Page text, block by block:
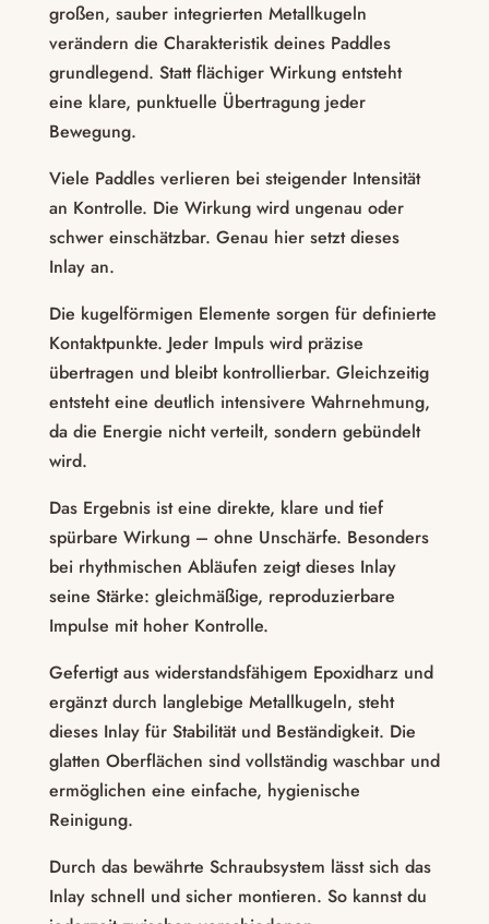
großen, sauber integrierten Metallkugeln
verändern die Charakteristik deines Paddles
grundlegend. Statt flächiger Wirkung entsteht
eine klare, punktuelle Übertragung jeder
Bewegung.
Viele Paddles verlieren bei steigender Intensität
an Kontrolle. Die Wirkung wird ungenau oder
schwer einschätzbar. Genau hier setzt dieses
Inlay an.
Die kugelförmigen Elemente sorgen für definierte
Kontaktpunkte. Jeder Impuls wird präzise
übertragen und bleibt kontrollierbar. Gleichzeitig
entsteht eine deutlich intensivere Wahrnehmung,
da die Energie nicht verteilt, sondern gebündelt
wird.
Das Ergebnis ist eine direkte, klare und tief
spürbare Wirkung – ohne Unschärfe. Besonders
bei rhythmischen Abläufen zeigt dieses Inlay
seine Stärke: gleichmäßige, reproduzierbare
Impulse mit hoher Kontrolle.
Gefertigt aus widerstandsfähigem Epoxidharz und
ergänzt durch langlebige Metallkugeln, steht
dieses Inlay für Stabilität und Beständigkeit. Die
glatten Oberflächen sind vollständig waschbar und
ermöglichen eine einfache, hygienische
Reinigung.
Durch das bewährte Schraubsystem lässt sich das
Inlay schnell und sicher montieren. So kannst du